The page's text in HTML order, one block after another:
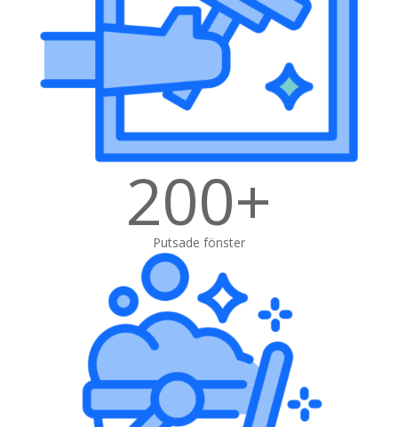
200+
Putsade fönster